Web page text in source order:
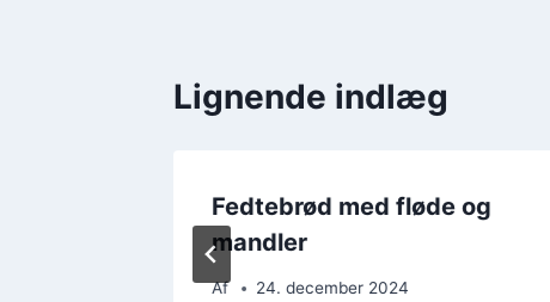
Lignende indlæg
Fedtebrød med fløde og
mandler
Af 24. december 2024